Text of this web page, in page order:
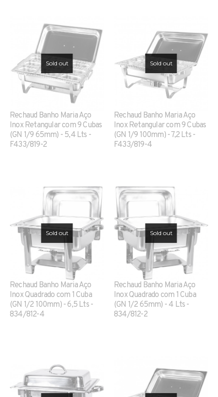
Sold out
Rechaud Banho Maria Aço
Inox Retangular com 9 Cubas
(GN 1/9 65mm) - 5,4 Lts -
F433/819-2
Sold out
Rechaud Banho Maria Aço
Inox Retangular com 9 Cubas
(GN 1/9 100mm) - 7,2 Lts -
F433/819-4
Sold out
Rechaud Banho Maria Aço
Inox Quadrado com 1 Cuba
(GN 1/2 100mm) - 6,5 Lts -
834/812-4
Sold out
Rechaud Banho Maria Aço
Inox Quadrado com 1 Cuba
(GN 1/2 65mm) - 4 Lts -
834/812-2